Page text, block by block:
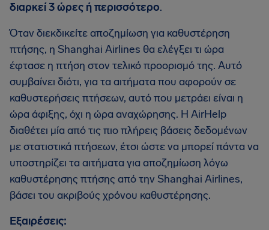
διαρκεί 3 ώρες ή περισσότερο.
Όταν διεκδικείτε αποζημίωση για καθυστέρηση
πτήσης, η Shanghai Airlines θα ελέγξει τι ώρα
έφτασε η πτήση στον τελικό προορισμό της. Αυτό
συμβαίνει διότι, για τα αιτήματα που αφορούν σε
καθυστερήσεις πτήσεων, αυτό που μετράει είναι η
ώρα άφιξης, όχι η ώρα αναχώρησης. Η AirHelp
διαθέτει μία από τις πιο πλήρεις βάσεις δεδομένων
με στατιστικά πτήσεων, έτσι ώστε να μπορεί πάντα να
υποστηρίζει τα αιτήματα για αποζημίωση λόγω
καθυστέρησης πτήσης από την Shanghai Airlines,
βάσει του ακριβούς χρόνου καθυστέρησης.
Εξαιρέσεις: